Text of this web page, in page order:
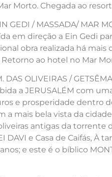
Morto. Chegada ao
GEDI / MASSADA/ MAR
em direção a Ein Gedi
obra realizada há
ao hotel no Mar
DAS OLIVEIRAS /
a JERUSALÉM com
e prosperidade dentro
a mais bela vista da
antigas da torrente
DAVI e Casa de Caifás, À
e este é o bíblico